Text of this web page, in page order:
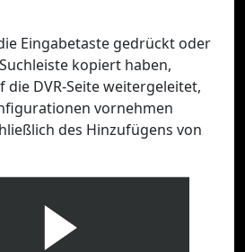
Eingabetaste gedrückt oder
kopiert haben,
die DVR-Seite weitergeleitet,
vornehmen
des Hinzufügens von